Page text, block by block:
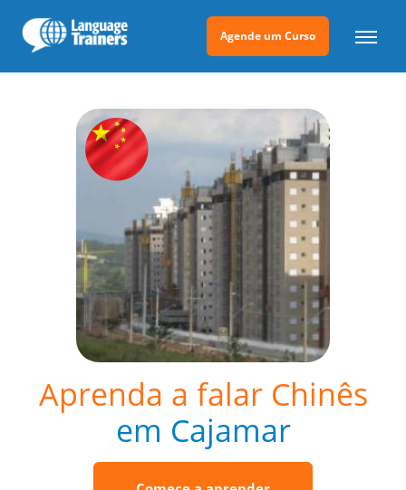
Agende um Curso
Aprenda a falar Chinês
em Cajamar